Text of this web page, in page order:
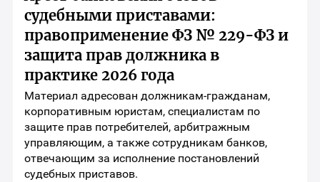
судебными приставами:
правоприменение ФЗ № 229-ФЗ и
защита прав должника в
практике 2026 года
Материал адресован должникам-гражданам,
корпоративным юристам, специалистам по
защите прав потребителей, арбитражным
управляющим, а также сотрудникам банков,
отвечающим за исполнение постановлений
судебных приставов.